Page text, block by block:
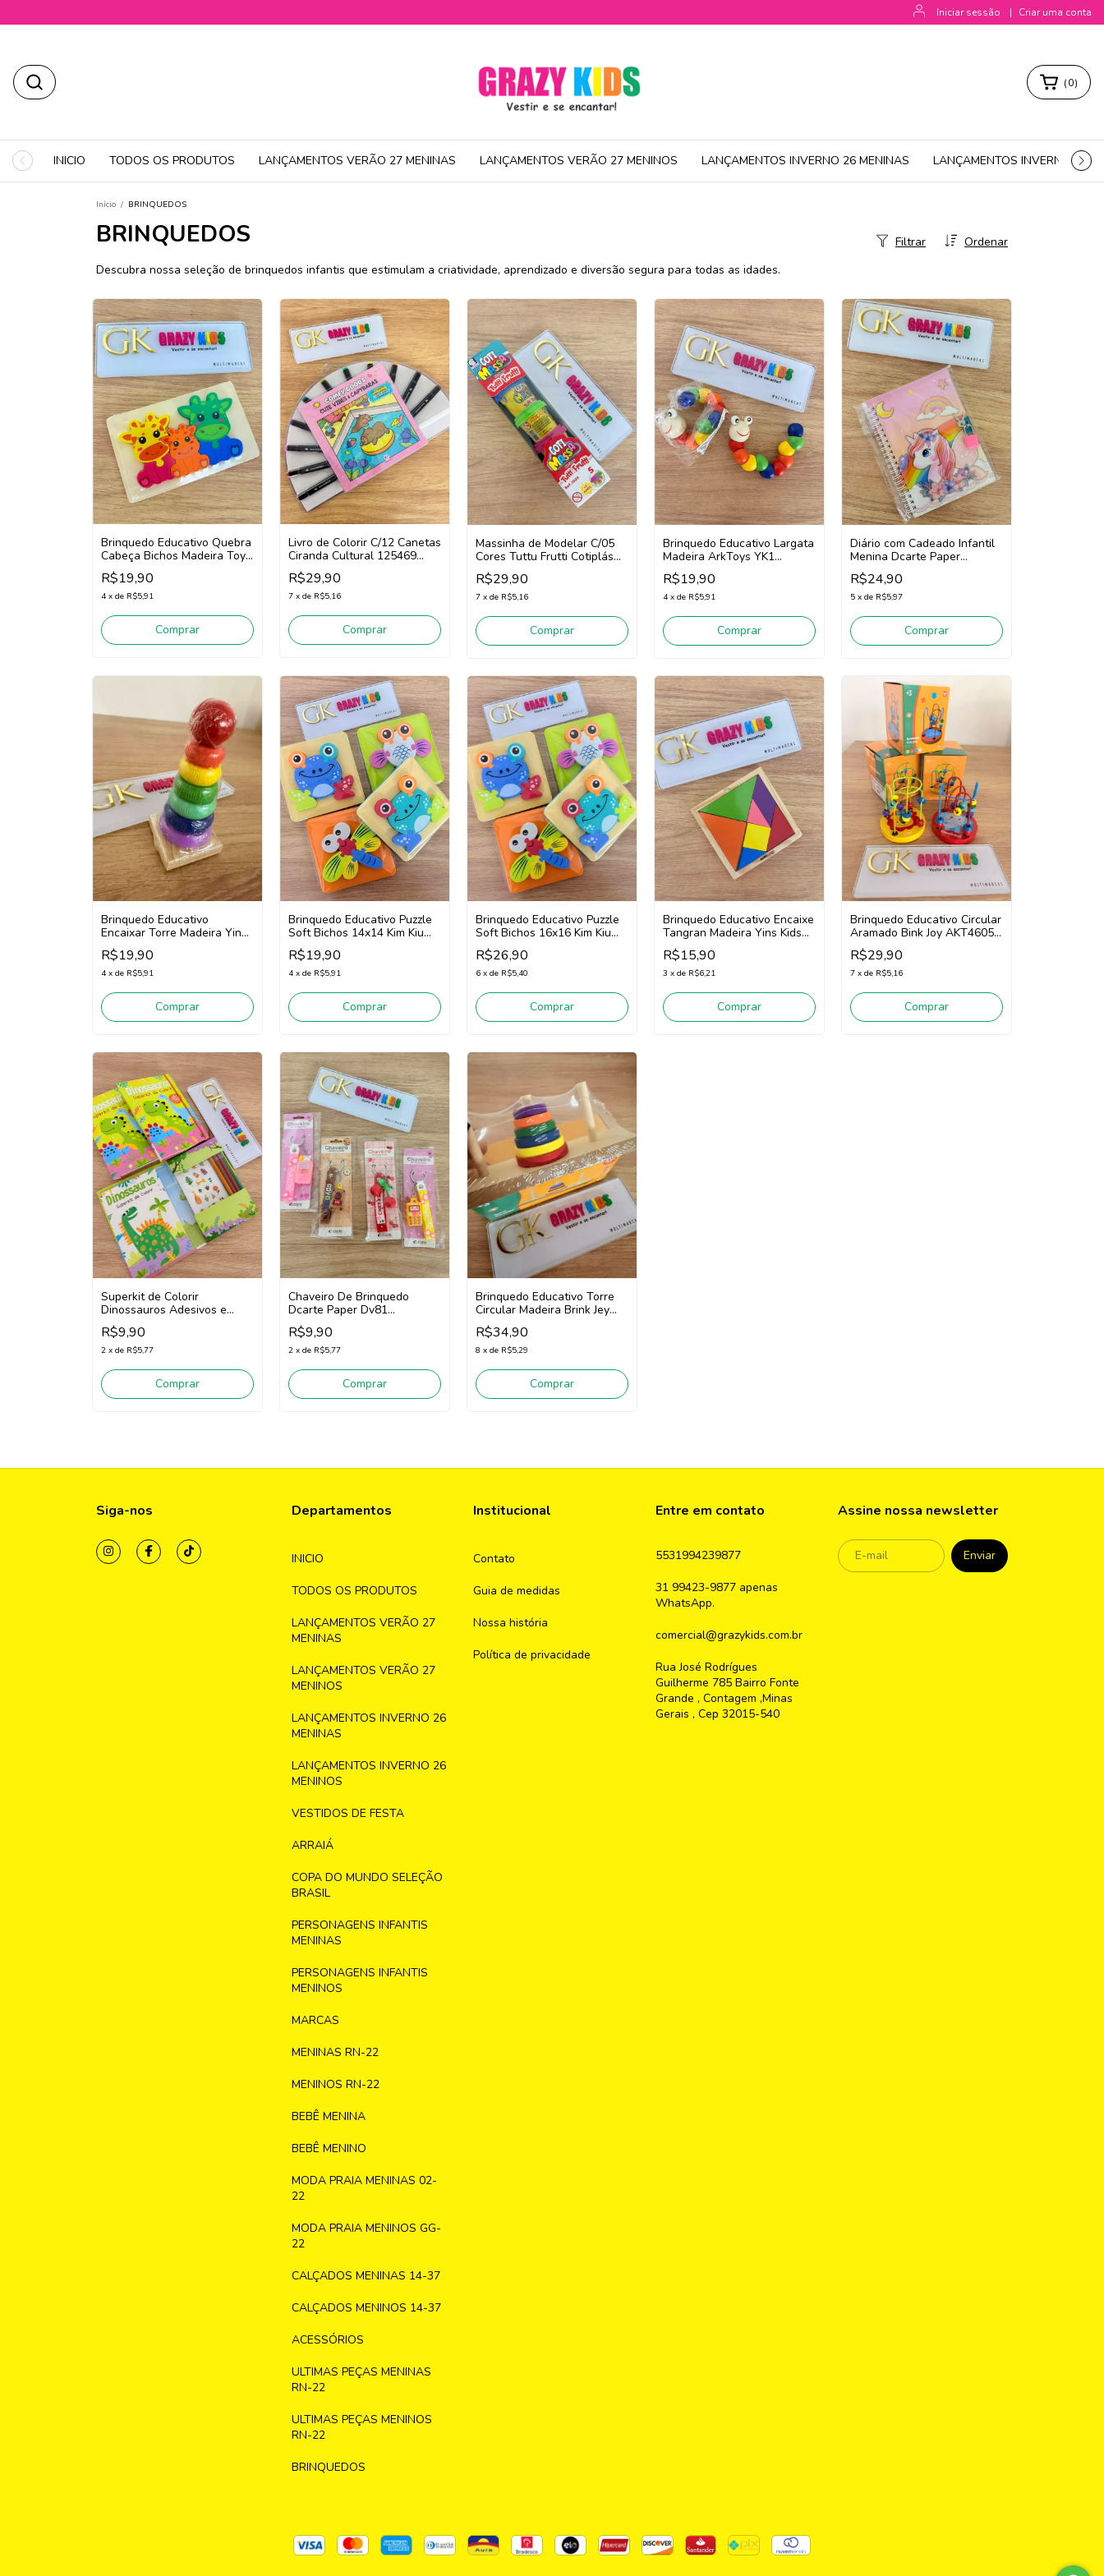
Iniciar sessão | Criar uma conta
(0)
INICIO TODOS OS PRODUTOS LANÇAMENTOS VERÃO 27 MENINAS LANÇAMENTOS VERÃO 27 MENINOS LANÇAMENTOS INVERNO 26 MENINAS LANÇAMENTOS INVERNO 26
Início / BRINQUEDOS
BRINQUEDOS Ordenar
Filtrar
Descubra nossa seleção de brinquedos infantis que estimulam a criatividade, aprendizado e diversão segura para todas as idades.
Brinquedo Educativo Quebra
Cabeça Bichos Madeira Toys
260033 (Colorido)
R$19,90
4 x de R$5,91
Comprar
Livro de Colorir C/12 Canetas
Ciranda Cultural 125469
(Colorido)
R$29,90
7 x de R$5,16
Comprar
Massinha de Modelar C/05
Cores Tuttu Frutti Cotiplás
2629 (Colorido)
R$29,90
7 x de R$5,16
Comprar
Brinquedo Educativo Largata
Madeira ArkToys YK1
AKT5081 (Colorido)
R$19,90
4 x de R$5,91
Comprar
Diário com Cadeado Infantil
Menina Dcarte Paper
DV80163 (Colorido)
R$24,90
5 x de R$5,97
Comprar
Brinquedo Educativo
Encaixar Torre Madeira Yins
Kids Gk2490 (Colorido)
R$19,90
4 x de R$5,91
Comprar
Brinquedo Educativo Puzzle
Soft Bichos 14x14 Kim Kiu
Win GK3444 (Cores
Diversas)
R$19,90
4 x de R$5,91
Comprar
Brinquedo Educativo Puzzle
Soft Bichos 16x16 Kim Kiu
Win GK3445 (Cores
Diversas)
R$26,90
6 x de R$5,40
Comprar
Brinquedo Educativo Encaixe
Tangran Madeira Yins Kids
YK1054 (Madeira)
R$15,90
3 x de R$6,21
Comprar
Brinquedo Educativo Circular
Aramado Bink Joy AKT4605
(Diversos)
R$29,90
7 x de R$5,16
Comprar
Superkit de Colorir
Dinossauros Adesivos e
Lápis de cor Brasileitura 978
(Verde)
R$9,90
2 x de R$5,77
Comprar
Chaveiro De Brinquedo
Dcarte Paper Dv81
(Diversos)
R$9,90
2 x de R$5,77
Comprar
Brinquedo Educativo Torre
Circular Madeira Brink Jey
AKT4601 (Madeira)
R$34,90
8 x de R$5,29
Comprar
Siga-nos Departamentos
INICIO
TODOS OS PRODUTOS
LANÇAMENTOS VERÃO 27
MENINAS
LANÇAMENTOS VERÃO 27
MENINOS
LANÇAMENTOS INVERNO 26
MENINAS
LANÇAMENTOS INVERNO 26
MENINOS
VESTIDOS DE FESTA
ARRAIÁ
COPA DO MUNDO SELEÇÃO
BRASIL
PERSONAGENS INFANTIS
MENINAS
PERSONAGENS INFANTIS
MENINOS
MARCAS
MENINAS RN-22
MENINOS RN-22
BEBÊ MENINA
BEBÊ MENINO
MODA PRAIA MENINAS 02-
22
MODA PRAIA MENINOS GG-
22
CALÇADOS MENINAS 14-37
CALÇADOS MENINOS 14-37
ACESSÓRIOS
ULTIMAS PEÇAS MENINAS
RN-22
ULTIMAS PEÇAS MENINOS
RN-22
BRINQUEDOS
Institucional
Contato
Guia de medidas
Nossa história
Política de privacidade
Entre em contato
5531994239877
31 99423-9877 apenas
WhatsApp.
comercial@grazykids.com.br
Rua José Rodrígues
Guilherme 785 Bairro Fonte
Grande , Contagem ,Minas
Gerais , Cep 32015-540
Assine nossa newsletter